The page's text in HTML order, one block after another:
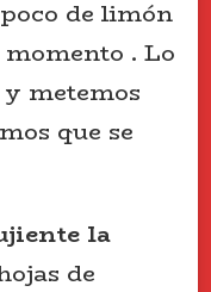
de limón
. Lo
metemos
que se
la
de